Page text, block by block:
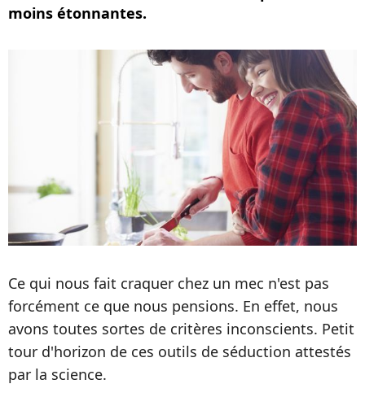
moins étonnantes.
Ce qui nous fait craquer chez un mec n'est pas
forcément ce que nous pensions. En effet, nous
avons toutes sortes de critères inconscients. Petit
tour d'horizon de ces outils de séduction attestés
par la science.